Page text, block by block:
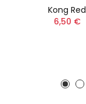
Kong Red
6,50 €